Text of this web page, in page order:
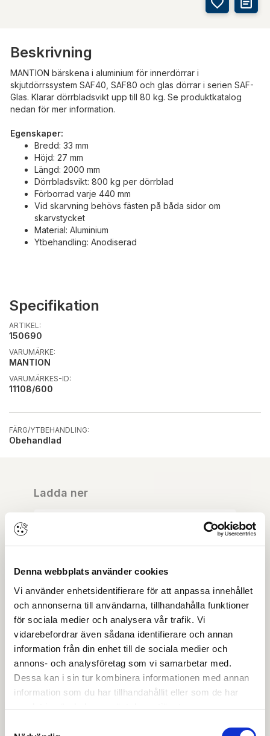
Denna webbplats använder cookies
Vi använder enhetsidentifierare för att anpassa innehållet
och annonserna till användarna, tillhandahålla funktioner
för sociala medier och analysera vår trafik. Vi
vidarebefordrar även sådana identifierare och annan
information från din enhet till de sociala medier och
annons- och analysföretag som vi samarbetar med.
Dessa kan i sin tur kombinera informationen med annan
information som du har tillhandahållit eller som de har
samlat in när du har använt deras tjänster.
Beskrivning
MANTION bärskena i aluminium för innerdörrar i
skjutdörrssystem SAF40, SAF80 och glas dörrar i serien SAF-
Glas. Klarar dörrbladsvikt upp till 80 kg. Se produktkatalog
nedan för mer information.
Egenskaper:
Bredd: 33 mm
Höjd: 27 mm
Längd: 2000 mm
Dörrbladsvikt: 800 kg per dörrblad
Förborrad varje 440 mm
Vid skarvning behövs fästen på båda sidor om
skarvstycket
Material: Aluminium
Ytbehandling: Anodiserad
Specifikation
ARTIKEL:
150690
VARUMÄRKE:
MANTION
VARUMÄRKES-ID:
11108/600
FÄRG/YTBEHANDLING:
Obehandlad
Ladda ner
Minisport. Skjut och Vikdörrsystem för trädörrar
Ritning PDF
OBS:Vi reserverar oss för att det kan finnas
uppdaterade dokument hos leverantören. Vi jobbar
löpande med att säkerställa att våra dokument är så
aktuella som möjligt.
Skapa inloggning, bli företagskund eller logga in för att